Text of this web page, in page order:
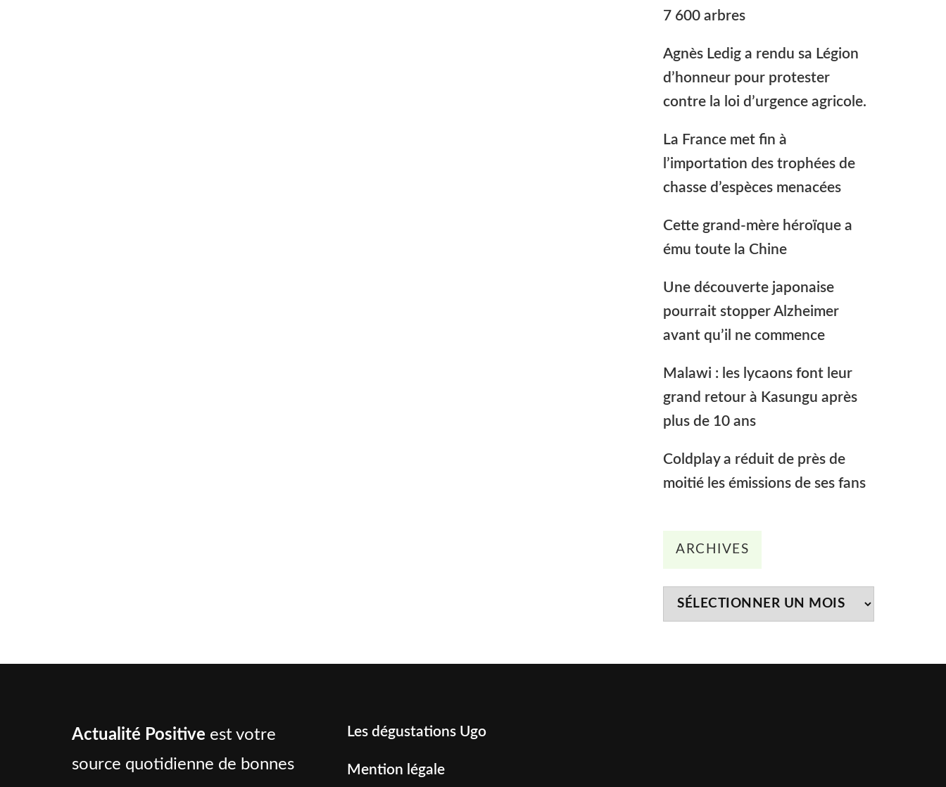
7 600 arbres
Agnès Ledig a rendu sa Légion
d’honneur pour protester
contre la loi d’urgence agricole.
La France met fin à
l’importation des trophées de
chasse d’espèces menacées
Cette grand-mère héroïque a
ému toute la Chine
Une découverte japonaise
pourrait stopper Alzheimer
avant qu’il ne commence
Malawi : les lycaons font leur
grand retour à Kasungu après
plus de 10 ans
Coldplay a réduit de près de
moitié les émissions de ses fans
ARCHIVES
Actualité Positive est votre
source quotidienne de bonnes
Les dégustations Ugo
Mention légale